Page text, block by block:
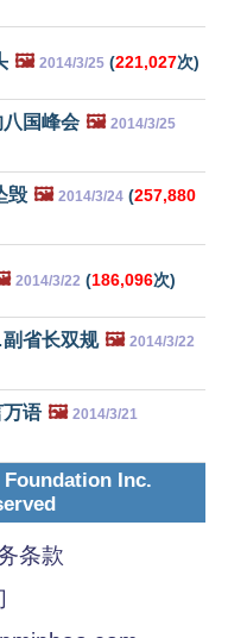
🖼️ 2014/3/25 (221,027次)
国峰会 🖼️ 2014/3/25
毁 🖼️ 2014/3/24 (257,880
2014/3/22 (186,096次)
省长双规 🖼️ 2014/3/22
语 🖼️ 2014/3/21
Inc.
条款